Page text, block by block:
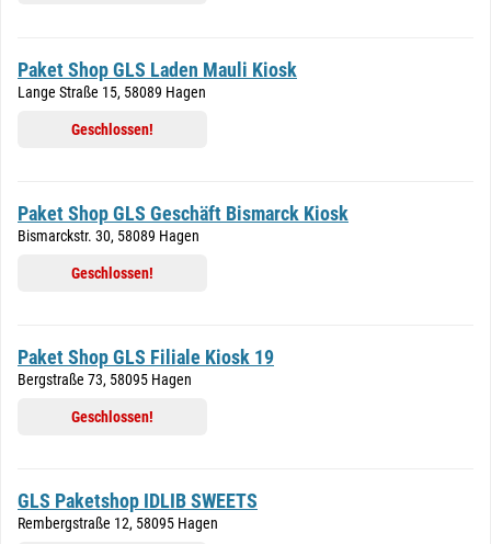
Paket Shop GLS Laden Mauli Kiosk
Lange Straße 15, 58089 Hagen
Geschlossen!
Paket Shop GLS Geschäft Bismarck Kiosk
Bismarckstr. 30, 58089 Hagen
Geschlossen!
Paket Shop GLS Filiale Kiosk 19
Bergstraße 73, 58095 Hagen
Geschlossen!
GLS Paketshop IDLIB SWEETS
Rembergstraße 12, 58095 Hagen